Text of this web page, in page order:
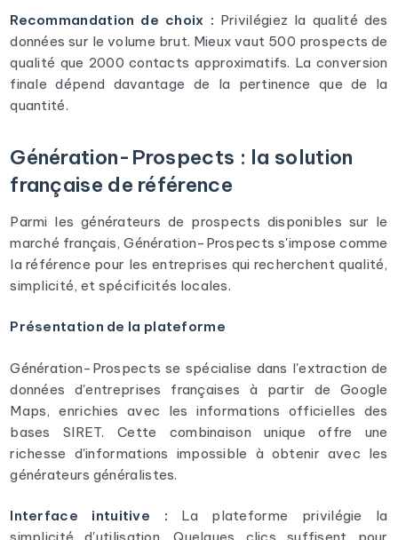
Recommandation de choix : Privilégiez la qualité des
données sur le volume brut. Mieux vaut 500 prospects de
qualité que 2000 contacts approximatifs. La conversion
finale dépend davantage de la pertinence que de la
quantité.
Génération-Prospects : la solution
française de référence
Parmi les générateurs de prospects disponibles sur le
marché français, Génération-Prospects s'impose comme
la référence pour les entreprises qui recherchent qualité,
simplicité, et spécificités locales.
Présentation de la plateforme
Génération-Prospects se spécialise dans l'extraction de
données d'entreprises françaises à partir de Google
Maps, enrichies avec les informations officielles des
bases SIRET. Cette combinaison unique offre une
richesse d'informations impossible à obtenir avec les
générateurs généralistes.
Interface intuitive : La plateforme privilégie la